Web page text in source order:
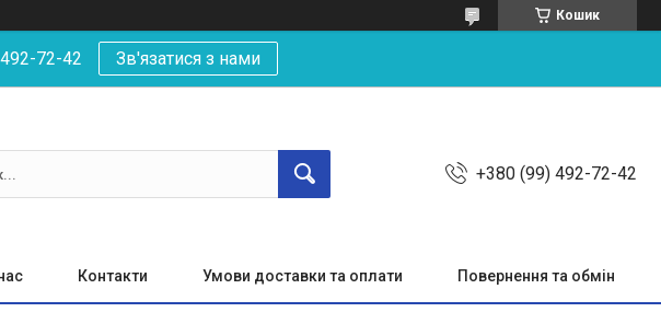
Кошик
72-42 Зв'язатися з нами
+380 (99) 492-72-42
Контакти Умови доставки та оплати Повернення та обмін